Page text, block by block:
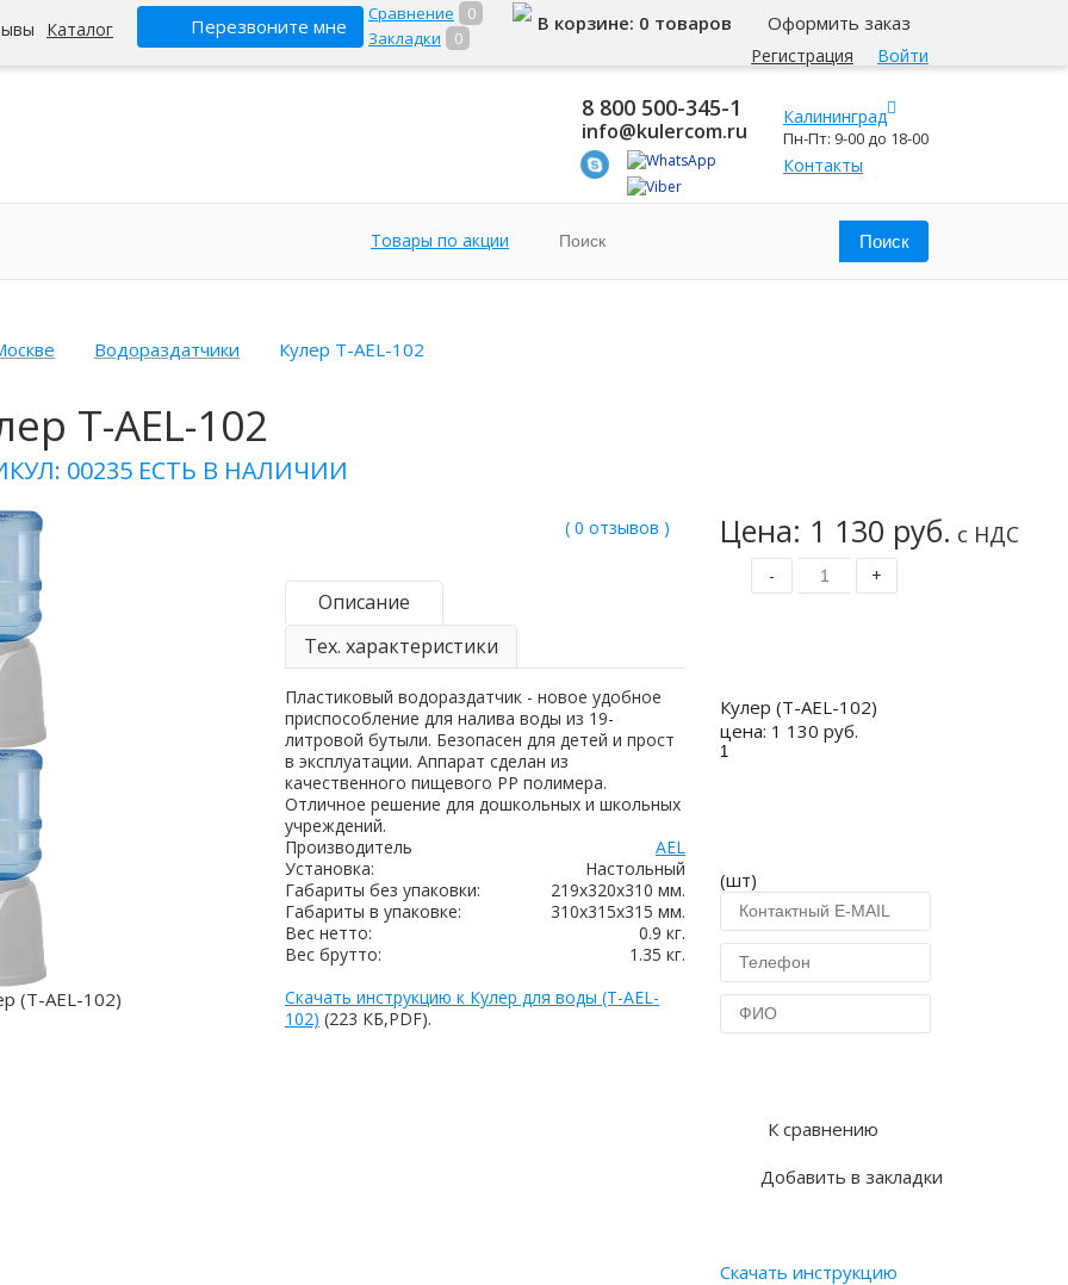
Каталог Перезвоните мне
Сравнение
0
Закладки
0
Регистрация Войти
В корзине: 0 товаров Оформить заказ
8 800 500-345-1
info@kulercom.ru
Калининград
Пн-Пт: 9-00 до 18-00
Контакты
Товары по акции
Водораздатчики Кулер T-AEL-102
T-AEL-102
00235 ЕСТЬ В НАЛИЧИИ
Цена: 1 130 руб. с НДС
- +
Кулер (T-AEL-102)
цена: 1 130 руб.
(шт)
К сравнению
Добавить в закладки
Скачать инструкцию
( 0 отзывов )
Описание
Тех. характеристики
Пластиковый водораздатчик - новое удобное
приспособление для налива воды из 19-
литровой бутыли. Безопасен для детей и прост
в эксплуатации. Аппарат сделан из
качественного пищевого РР полимера.
Отличное решение для дошкольных и школьных
учреждений.
Производитель
AEL
Установка:
Настольный
Габариты без упаковки:
219х320х310 мм.
Габариты в упаковке:
310х315х315 мм.
Вес нетто:
0.9 кг.
Вес брутто:
1.35 кг.
Скачать инструкцию к Кулер для воды (T-AEL-
102) (223 КБ,PDF).